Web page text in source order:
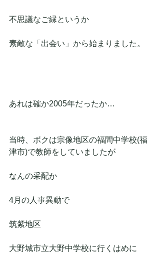
不思議なご縁というか
素敵な「出会い」から始まりました。
あれは確か2005年だったか…
当時、ボクは宗像地区の福間中学校(福
津市)で教師をしていましたが
なんの采配か
4月の人事異動で
筑紫地区
大野城市立大野中学校に行くはめに